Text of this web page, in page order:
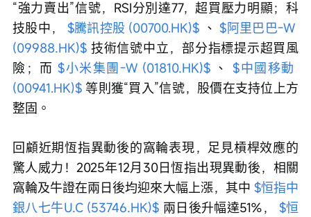
“強力賣出”信號，RSI分別達77，超買壓力明顯；科
技股中， $騰訊控股 (00700.HK)$ 、 $阿里巴巴-W
(09988.HK)$ 技術信號中立，部分指標提示超買風
險；而 $小米集團-W (01810.HK)$ 、 $中國移動
(00941.HK)$ 等則獲“買入”信號，股價在支持位上方
整固。
回顧近期恆指異動後的窩輪表現，足見槓桿效應的
驚人威力！2025年12月30日恆指出現異動後，相關
窩輪及牛證在兩日後均迎來大幅上漲，其中 $恒指中
銀八七牛U.C (53746.HK)$ 兩日後升幅達51%， $恒